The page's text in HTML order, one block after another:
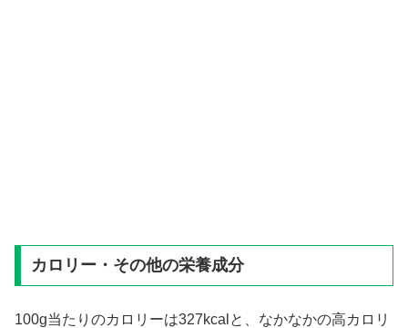
カロリー・その他の栄養成分
100g当たりのカロリーは327kcalと、なかなかの高カロリ